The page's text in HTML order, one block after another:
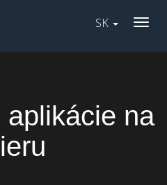
SK
aplikácie na